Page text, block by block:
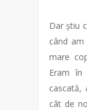
Dar știu
când
mare
Eram
cascată,
cât de